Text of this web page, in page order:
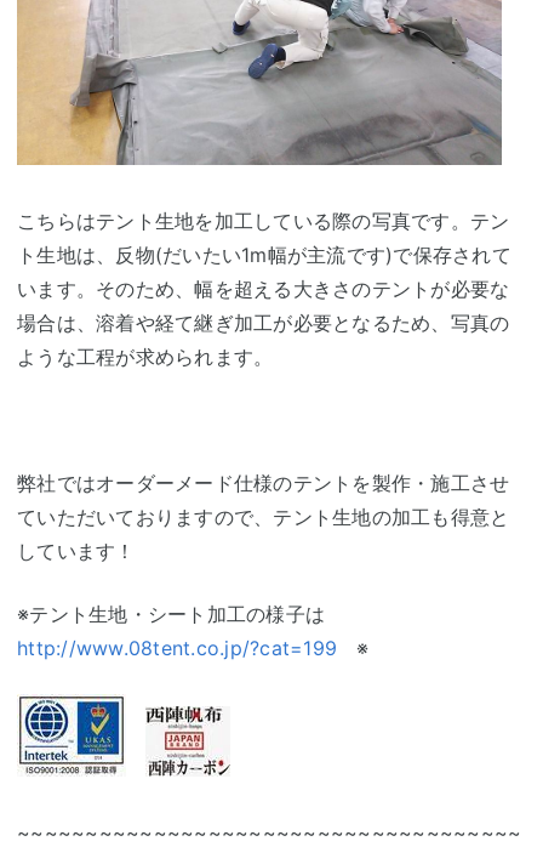
こちらはテント生地を加工している際の写真です。テン
ト生地は、反物(だいたい1m幅が主流です)で保存されて
います。そのため、幅を超える大きさのテントが必要な
場合は、溶着や経て継ぎ加工が必要となるため、写真の
ような工程が求められます。
弊社ではオーダーメード仕様のテントを製作・施工させ
ていただいておりますので、テント生地の加工も得意と
しています！
※テント生地・シート加工の様子は
http://www.08tent.co.jp/?cat=199 ※
~~~~~~~~~~~~~~~~~~~~~~~~~~~~~~~~~~~~~